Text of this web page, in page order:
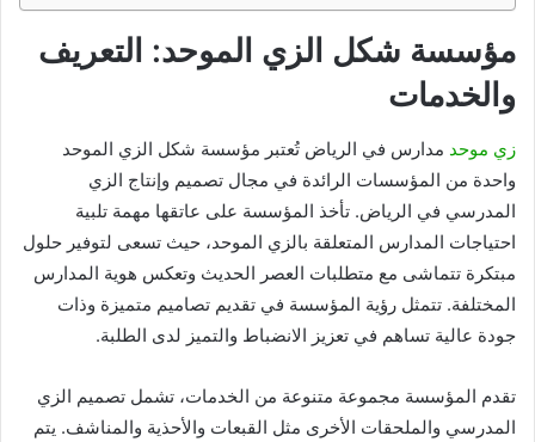
مؤسسة شكل الزي الموحد: التعريف
والخدمات
زي موحد مدارس في الرياض تُعتبر مؤسسة شكل الزي الموحد
واحدة من المؤسسات الرائدة في مجال تصميم وإنتاج الزي
المدرسي في الرياض. تأخذ المؤسسة على عاتقها مهمة تلبية
احتياجات المدارس المتعلقة بالزي الموحد، حيث تسعى لتوفير حلول
مبتكرة تتماشى مع متطلبات العصر الحديث وتعكس هوية المدارس
المختلفة. تتمثل رؤية المؤسسة في تقديم تصاميم متميزة وذات
جودة عالية تساهم في تعزيز الانضباط والتميز لدى الطلبة.
تقدم المؤسسة مجموعة متنوعة من الخدمات، تشمل تصميم الزي
المدرسي والملحقات الأخرى مثل القبعات والأحذية والمناشف. يتم